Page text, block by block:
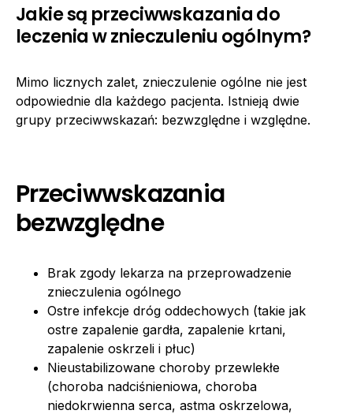
Jakie są przeciwwskazania do
leczenia w znieczuleniu ogólnym?
Mimo licznych zalet, znieczulenie ogólne nie jest
odpowiednie dla każdego pacjenta. Istnieją dwie
grupy przeciwwskazań: bezwzględne i względne.
Przeciwwskazania
bezwzględne
Brak zgody lekarza na przeprowadzenie
znieczulenia ogólnego
Ostre infekcje dróg oddechowych (takie jak
ostre zapalenie gardła, zapalenie krtani,
zapalenie oskrzeli i płuc)
Nieustabilizowane choroby przewlekłe
(choroba nadciśnieniowa, choroba
niedokrwienna serca, astma oskrzelowa,